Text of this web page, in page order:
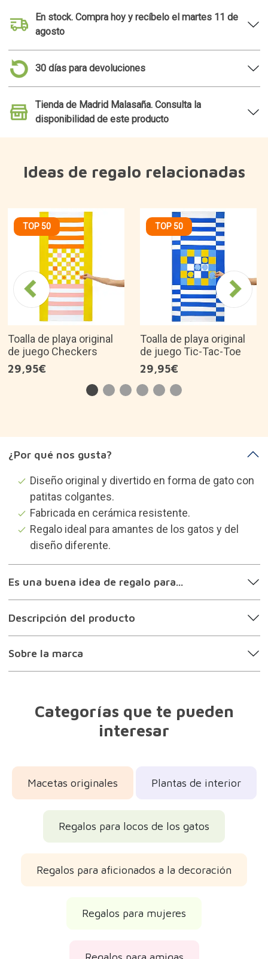
En stock. Compra hoy y recíbelo el martes 11 de
agosto
30 días para devoluciones
Tienda de Madrid Malasaña. Consulta la
disponibilidad de este producto
Ideas de regalo relacionadas
TOP 50
Toalla de playa original
de juego Checkers
29,95€
TOP 50
Toalla de playa original
de juego Tic-Tac-Toe
29,95€
¿Por qué nos gusta?
Diseño original y divertido en forma de gato con
patitas colgantes.
Fabricada en cerámica resistente.
Regalo ideal para amantes de los gatos y del
diseño diferente.
Es una buena idea de regalo para...
Descripción del producto
Sobre la marca
Categorías que te pueden
interesar
Macetas originales Plantas de interior
Regalos para locos de los gatos
Regalos para aficionados a la decoración
Regalos para mujeres